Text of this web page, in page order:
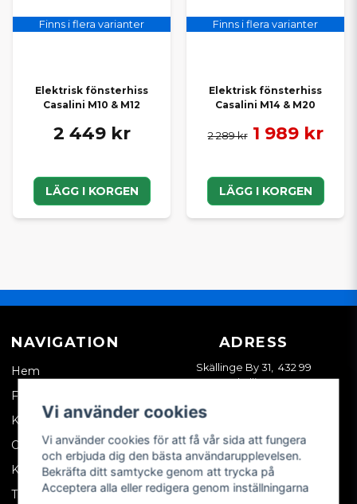
Finns i flera varianter
Elektrisk fönsterhiss
Casalini M10 & M12
2 449 kr
LÄGG I KORGEN
Finns i flera varianter
Elektrisk fönsterhiss
Casalini M14 & M20
2 289 kr 1 989 kr
LÄGG I KORGEN
NAVIGATION
Hem
Företagskund
Kontakta oss
Om oss
Köpvillkor
Tips & trix
ADRESS
Skällinge By 31, 432 99
Skällinge
Vi använder cookies
Vi använder cookies för att få vår sida att fungera
och erbjuda dig den bästa användarupplevelsen.
Bekräfta ditt samtycke genom att trycka på
Acceptera alla eller redigera genom inställningarna